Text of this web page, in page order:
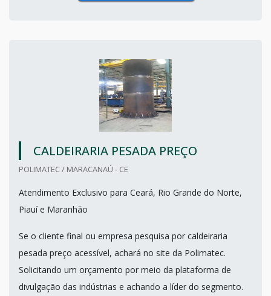
CALDEIRARIA PESADA PREÇO
POLIMATEC / MARACANAÚ - CE
Atendimento Exclusivo para Ceará, Rio Grande do Norte,
Piauí e Maranhão
Se o cliente final ou empresa pesquisa por caldeiraria
pesada preço acessível, achará no site da Polimatec.
Solicitando um orçamento por meio da plataforma de
divulgação das indústrias e achando a líder do segmento.